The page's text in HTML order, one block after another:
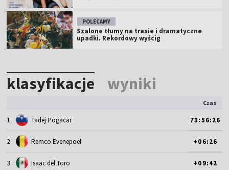
POLECAMY
Szalone tłumy na trasie i dramatyczne
upadki. Rekordowy wyścig
klasyfikacje wyniki
Czas
1 Tadej Pogacar 73:56:26
2 Remco Evenepoel +06:26
3 Isaac del Toro +09:42